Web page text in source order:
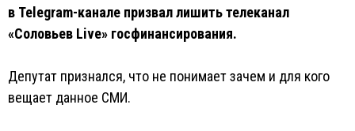
в Telegram-канале призвал лишить телеканал
«Соловьев Live» госфинансирования.
Депутат признался, что не понимает зачем и для кого
вещает данное СМИ.